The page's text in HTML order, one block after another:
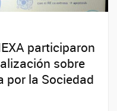
participaron
sobre
por la Sociedad